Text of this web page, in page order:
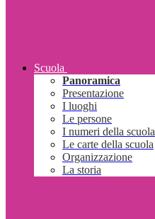
Scuola
Panoramica
Presentazione
I luoghi
Le persone
I numeri della scuola
Le carte della scuola
Organizzazione
La storia